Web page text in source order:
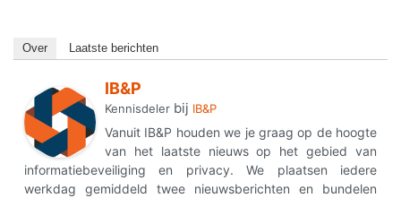
Over Laatste berichten
IB&P
Kennisdeler bij IB&P
Vanuit IB&P houden we je graag op de hoogte
van het laatste nieuws op het gebied van
informatiebeveiliging en privacy. We plaatsen iedere
werkdag gemiddeld twee nieuwsberichten en bundelen